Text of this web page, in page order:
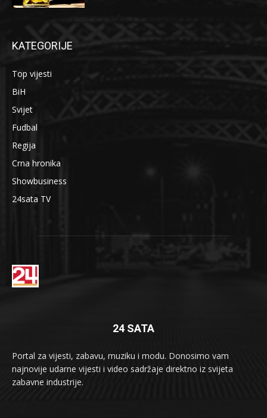
KATEGORIJE
Top vijesti
BiH
Svijet
Fudbal
Regija
Crna hronika
Showbusiness
24sata TV
24 SATA
Portal za vijesti, zabavu, muziku i modu. Donosimo vam
najnovije udarne vijesti i video sadržaje direktno iz svijeta
zabavne industrije.